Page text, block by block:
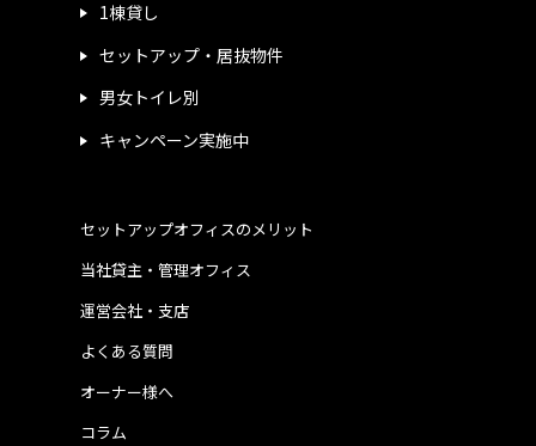
1棟貸し
セットアップ・居抜物件
男女トイレ別
キャンペーン実施中
運営会社・支店
よくある質問
当社貸主・管理オフィス
オーナー様へ
コラム
セットアップオフィスのメリット